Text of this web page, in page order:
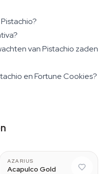
van Pistachio zaden
en Fortune Cookies?
AZARIUS
Acapulco Gold